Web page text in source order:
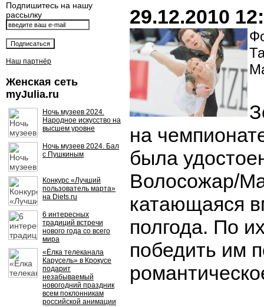
Подпишитесь на нашу
рассылку
Наш партнёр
Женская сеть
myJulia.ru
Ночь музеев 2024.
Народное искусство на
высшем уровне
Ночь музеев 2024. Бал
с Пушкиным
Конкурс «Лучший
пользователь марта»
на Diets.ru
6 интересных
традиций встречи
нового года со всего
мира
«Ёлка телеканала
Карусель» в Крокусе
подарит
незабываемый
новогодний праздник
всем поклонникам
российской анимации
29.12.2010
на
была
Волосожар/
катающаяся
полгода. По
победить им